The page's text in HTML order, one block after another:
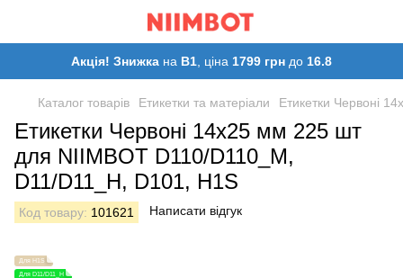
Акція! Знижка на B1 , ціна 1799 грн до 16.8
Каталог товарів Етикетки та матеріали Етикетки Червоні
Етикетки Червоні 14х25 мм 225 шт
для NIIMBOT D110/D110_M,
D11/D11_H, D101, H1S
Код товару: 101621 Написати відгук
Для H1S
Для D11/D11_H